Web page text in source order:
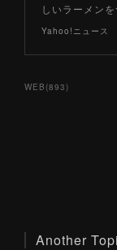
しいラーメン
Yahoo!ニュース
WEB (893)
Another